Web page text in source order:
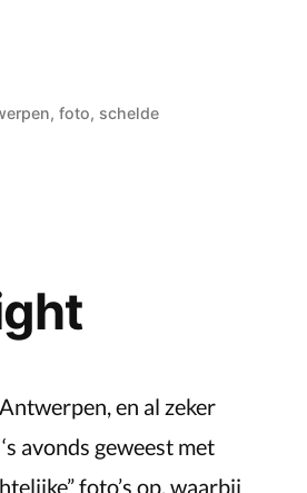
, foto, schelde
en al zeker
avonds geweest met
foto’s op, waarbij